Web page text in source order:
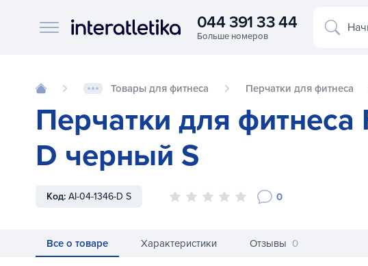
Interatletika logo
044 391 33 44
Товары для фитнеса Перчатки для фитнеса
Перчатки для
D черный S
Код: AI-04-1346-D S 0
Все о товаре Характеристики Отзывы 0